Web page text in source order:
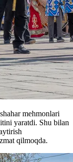
mehmonlari
yaratdi. Shu bilan
qilmoqda.